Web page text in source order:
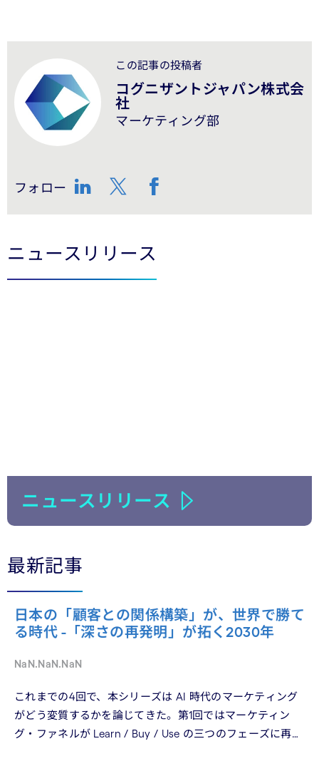
この記事の投稿者
コグニザントジャパン株式会
社
マーケティング部
フォロー
ニュースリリース
ニュースリリース
最新記事
日本の「顧客との関係構築」が、世界で勝て
る時代 -「深さの再発明」が拓く2030年
NaN.NaN.NaN
これまでの4回で、本シリーズは AI 時代のマーケティング
がどう変質するかを論じてきた。第1回ではマーケティン
グ・ファネルが Learn / Buy / Use の三つのフェーズに再構